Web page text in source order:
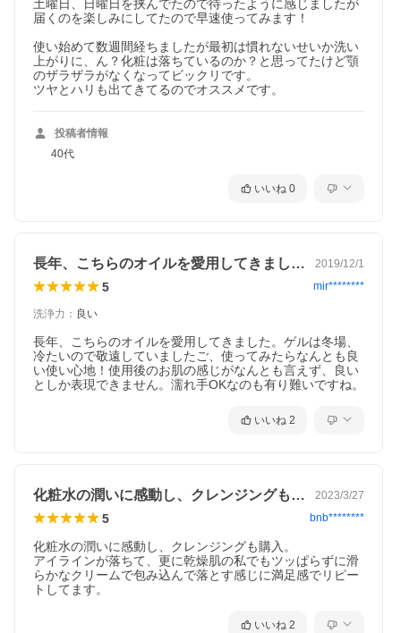
土曜日、日曜日を挟んでたので待ったように感じましたが
届くのを楽しみにしてたので早速使ってみます！
使い始めて数週間経ちましたが最初は慣れないせいか洗い
上がりに、ん？化粧は落ちているのか？と思ってたけど顎
のザラザラがなくなってビックリです。
ツヤとハリも出てきてるのでオススメです。
投稿者情報
40代
いいね 0
長年、こちらのオイルを愛用してきました… 2019/12/1
5 mir********
洗浄力 ： 良い
長年、こちらのオイルを愛用してきました。ゲルは冬場、
冷たいので敬遠していましたご、使ってみたらなんとも良
い使い心地！使用後のお肌の感じがなんとも言えず、良い
としか表現できません。濡れ手OKなのも有り難いですね。
いいね 2
化粧水の潤いに感動し、クレンジングも購… 2023/3/27
5 bnb********
化粧水の潤いに感動し、クレンジングも購入。
アイラインが落ちて、更に乾燥肌の私でもツッぱらずに滑
らかなクリームで包み込んで落とす感じに満足感でリピー
トしてます。
いいね 2